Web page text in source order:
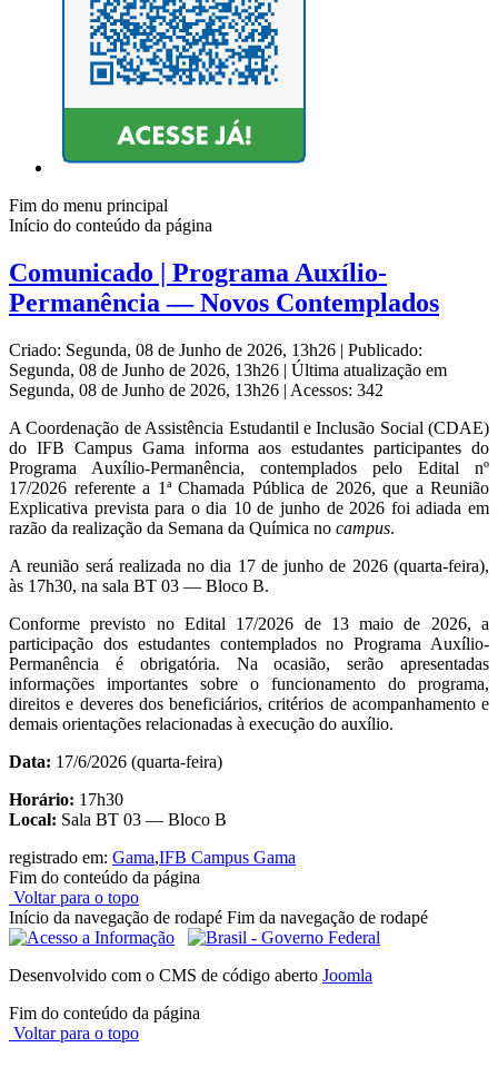
Fim do menu principal
Início do conteúdo da página
Comunicado | Programa Auxílio-
Permanência — Novos Contemplados
Criado: Segunda, 08 de Junho de 2026, 13h26 | Publicado:
Segunda, 08 de Junho de 2026, 13h26 | Última atualização em
Segunda, 08 de Junho de 2026, 13h26 | Acessos: 342
A Coordenação de Assistência Estudantil e Inclusão Social (CDAE)
do IFB Campus Gama informa aos estudantes participantes do
Programa Auxílio-Permanência, contemplados pelo Edital nº
17/2026 referente a 1ª Chamada Pública de 2026, que a Reunião
Explicativa prevista para o dia 10 de junho de 2026 foi adiada em
razão da realização da Semana da Química no campus.
A reunião será realizada no dia 17 de junho de 2026 (quarta-feira),
às 17h30, na sala BT 03 — Bloco B.
Conforme previsto no Edital 17/2026 de 13 maio de 2026, a
participação dos estudantes contemplados no Programa Auxílio-
Permanência é obrigatória. Na ocasião, serão apresentadas
informações importantes sobre o funcionamento do programa,
direitos e deveres dos beneficiários, critérios de acompanhamento e
demais orientações relacionadas à execução do auxílio.
Data: 17/6/2026 (quarta-feira)
Horário: 17h30
Local: Sala BT 03 — Bloco B
registrado em: Gama,IFB Campus Gama
Fim do conteúdo da página
Voltar para o topo
Início da navegação de rodapé Fim da navegação de rodapé
Desenvolvido com o CMS de código aberto Joomla
Fim do conteúdo da página
Voltar para o topo